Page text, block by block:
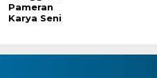
Pameran
Karya Seni